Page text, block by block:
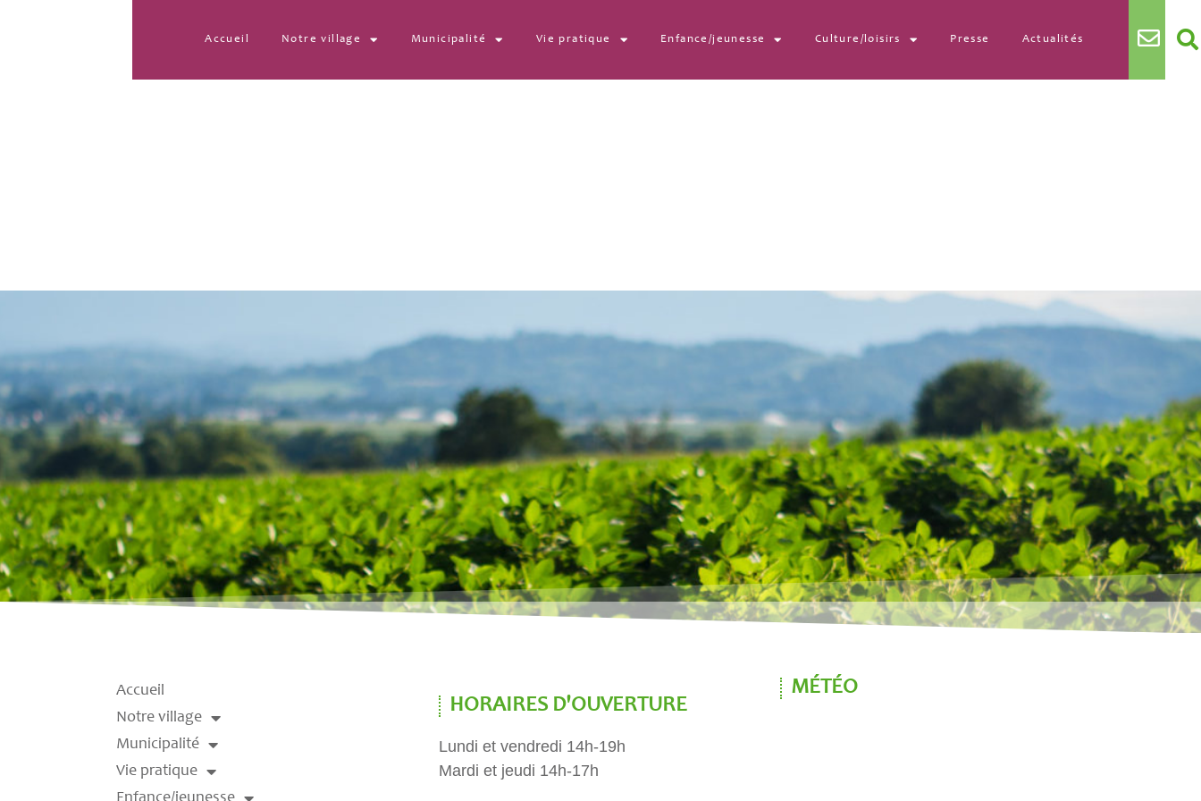
Accueil Notre village Municipalité Vie pratique Enfance/jeunesse Culture/loisirs Presse Actualités
Accueil
Notre village
Municipalité
Vie pratique
HORAIRES D'OUVERTURE
Lundi et vendredi 14h-19h
Mardi et jeudi 14h-17h
MÉTÉO